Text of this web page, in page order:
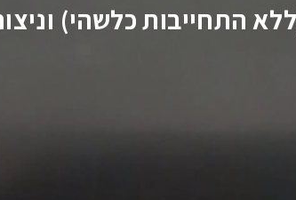
התחייבות כלשהי)